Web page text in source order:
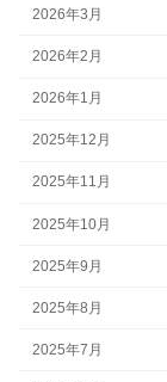
2026年3月
2026年2月
2026年1月
2025年12月
2025年11月
2025年10月
2025年9月
2025年8月
2025年7月